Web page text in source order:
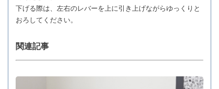
下げる際は、左右のレバーを上に引き上げながらゆっくりと
おろしてください。
関連記事